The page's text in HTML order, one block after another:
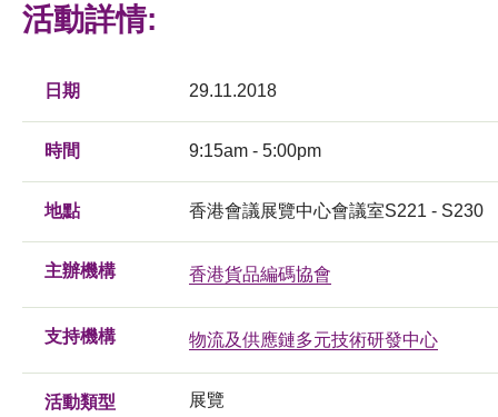
活動詳情:
日期 29.11.2018
時間 9:15am - 5:00pm
地點 香港會議展覽中心會議室S221 - S230
主辦機構 香港貨品編碼協會
支持機構 物流及供應鏈多元技術研發中心
活動類型 展覽